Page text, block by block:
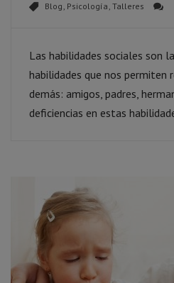
Blog, Psicología, Talleres
Las habilidades sociales son
habilidades que nos permiten
demás: amigos, padres,
deficiencias en estas